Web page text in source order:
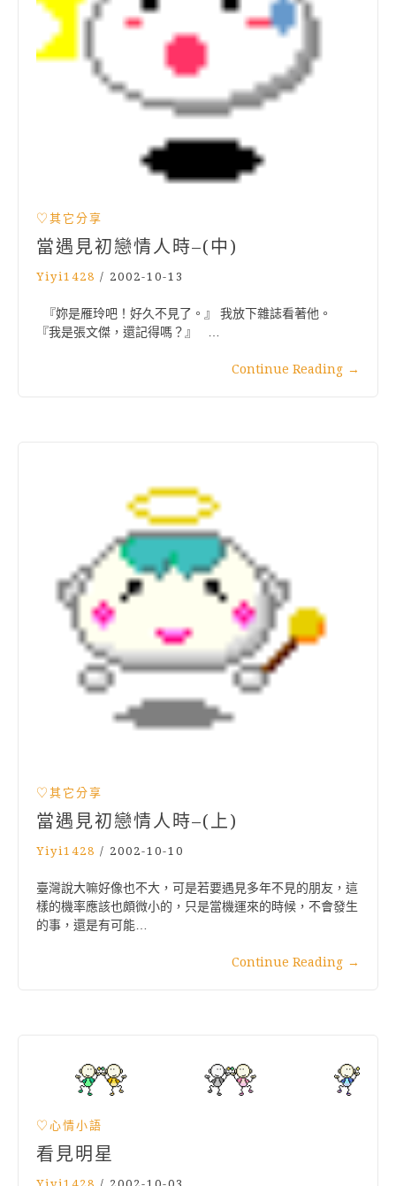
♡其它分享
當遇見初戀情人時–(中)
Yiyi1428 / 2002-10-13
『妳是雁玲吧！好久不見了。』 我放下雜誌看著他。
『我是張文傑，還記得嗎？』 …
Continue Reading →
♡其它分享
當遇見初戀情人時–(上)
Yiyi1428 / 2002-10-10
臺灣說大嘛好像也不大，可是若要遇見多年不見的朋友，這
樣的機率應該也頗微小的，只是當機運來的時候，不會發生
的事，還是有可能…
Continue Reading →
♡心情小語
看見明星